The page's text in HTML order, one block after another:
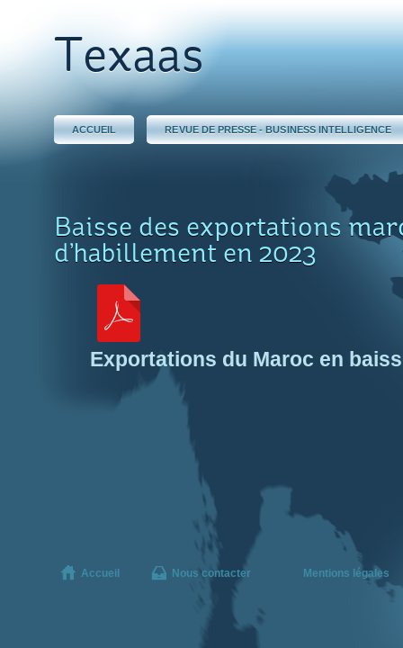
Texaas
ACCUEIL REVUE DE PRESSE - BUSINESS INTELLIGENCE
Baisse des exportations
d’habillement en 2023
Exportations du Maroc en
Accueil Nous contacter Mentions légales